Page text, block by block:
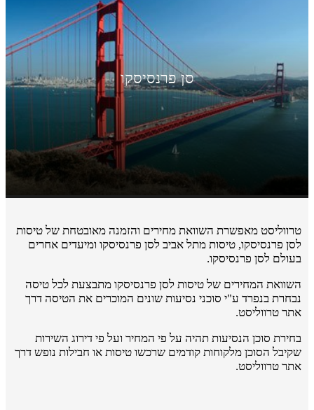
סן פרנסיסקו
טרווליסט מאפשרת השוואת מחירים והזמנה מאובטחת של טיסות
לסן פרנסיסקו, טיסות מתל אביב לסן פרנסיסקו ומיעדים אחרים
בעולם לסן פרנסיסקו.
השוואת המחירים של טיסות לסן פרנסיסקו מתבצעת לכל טיסה
נבחרת בנפרד ע"י סוכני נסיעות שונים המוכרים את הטיסה דרך
אתר טרווליסט.
בחירת סוכן הנסיעות תהיה על פי המחיר ועל פי דירוג השירות
שקיבל הסוכן מלקוחות קודמים שרכשו טיסות או חבילות נופש דרך
אתר טרווליסט.